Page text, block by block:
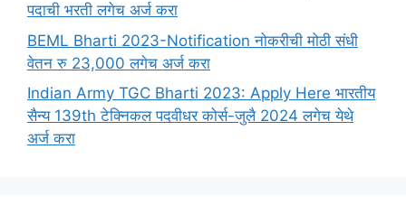
पदाची भरती लगेच अर्ज करा
BEML Bharti 2023-Notification नोकरीची मोठी संधी
वेतन रु 23,000 लगेच अर्ज करा
Indian Army TGC Bharti 2023: Apply Here भारतीय
सैन्य 139th टेक्निकल पदवीधर कोर्स-जुलै 2024 लगेच येथे
अर्ज करा